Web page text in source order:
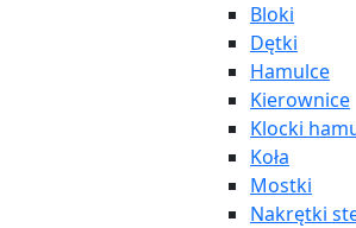
Bloki
Dętki
Hamulce
Kierownice
Klocki
Koła
Mostki
Nakrętki